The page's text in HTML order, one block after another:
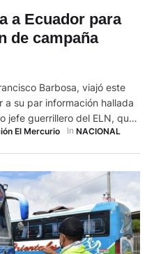
a Ecuador para
de campaña
Barbosa, viajó este
a su par información hallada
jefe guerrillero del ELN, que
de ese país. "Tras
El Mercurio In NACIONAL